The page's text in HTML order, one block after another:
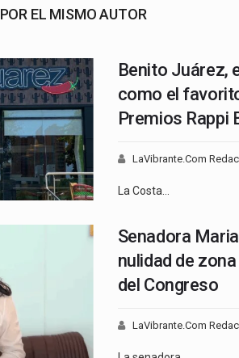
POR EL MISMO AUTOR
Benito Juárez,
como el
Premios Rappi
LaVibrante.Com
La Costa…
Senadora
nulidad de
del Congreso
LaVibrante.Com